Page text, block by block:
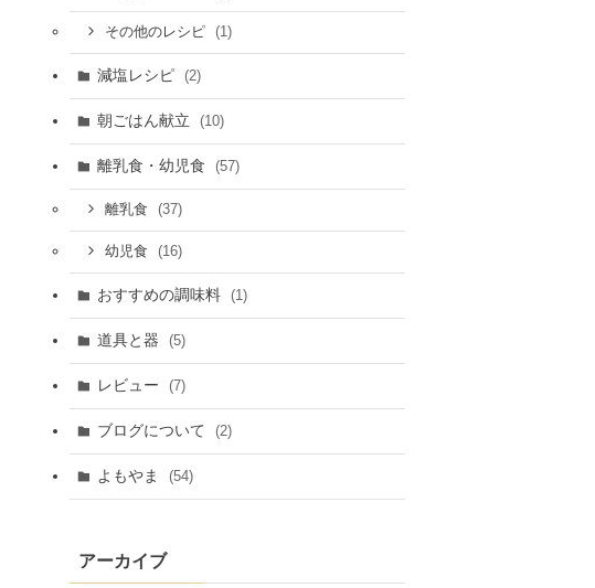
その他のレシピ (1)
減塩レシピ (2)
朝ごはん献立 (10)
離乳食・幼児食 (57)
離乳食 (37)
幼児食 (16)
おすすめの調味料 (1)
道具と器 (5)
レビュー (7)
ブログについて (2)
よもやま (54)
アーカイブ